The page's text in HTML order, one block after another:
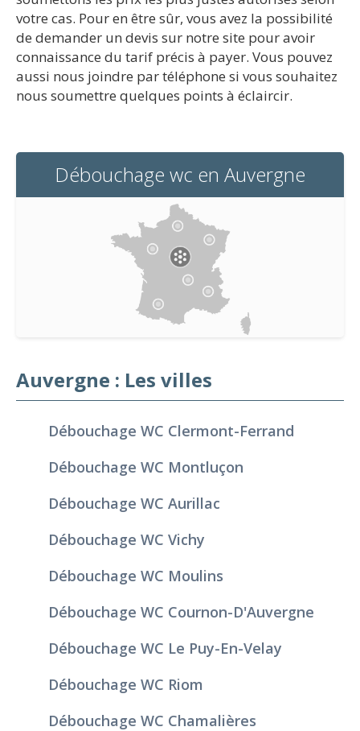
votre cas. Pour en être sûr, vous avez la possibilité
de demander un devis sur notre site pour avoir
connaissance du tarif précis à payer. Vous pouvez
aussi nous joindre par téléphone si vous souhaitez
nous soumettre quelques points à éclaircir.
Débouchage wc en Auvergne
Auvergne : Les villes
Débouchage WC Clermont-Ferrand
Débouchage WC Montluçon
Débouchage WC Aurillac
Débouchage WC Vichy
Débouchage WC Moulins
Débouchage WC Cournon-D'Auvergne
Débouchage WC Le Puy-En-Velay
Débouchage WC Riom
Débouchage WC Chamalières